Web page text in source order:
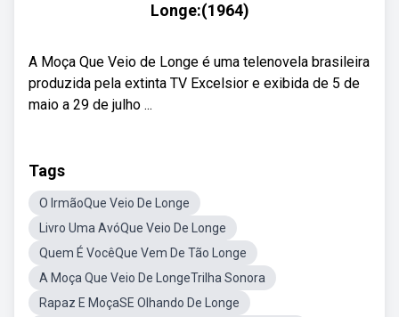
Longe:(1964)
A Moça Que Veio de Longe é uma telenovela brasileira
produzida pela extinta TV Excelsior e exibida de 5 de
maio a 29 de julho ...
Tags
O IrmãoQue Veio De Longe
Livro Uma AvóQue Veio De Longe
Quem É VocêQue Vem De Tão Longe
A Moça Que Veio De LongeTrilha Sonora
Rapaz E MoçaSE Olhando De Longe